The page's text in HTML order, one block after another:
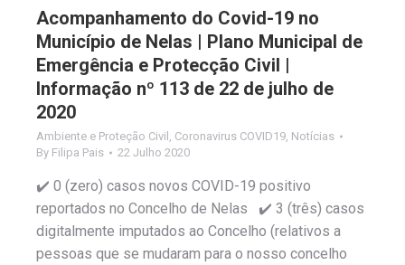
Acompanhamento do Covid-19 no
Município de Nelas | Plano Municipal de
Emergência e Protecção Civil |
Informação nº 113 de 22 de julho de
2020
Ambiente e Proteção Civil Coronavirus COVID19 Notícias
By Filipa Pais 22 Julho 2020
✔️ 0 (zero) casos novos COVID-19 positivo
reportados no Concelho de Nelas ✔️ 3 (três) casos
digitalmente imputados ao Concelho (relativos a
pessoas que se mudaram para o nosso concelho